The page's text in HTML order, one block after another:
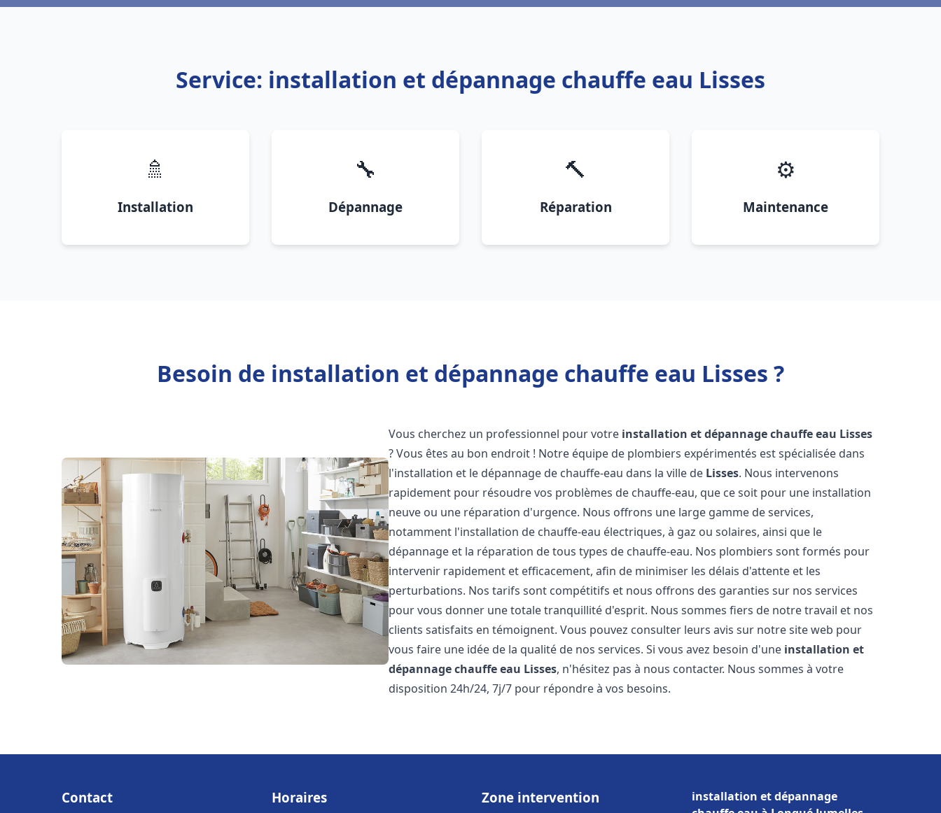
Service: installation et dépannage chauffe eau Lisses
🚿
Installation
🔧
Dépannage
🔨
Réparation
⚙️
Maintenance
Besoin de installation et dépannage chauffe eau Lisses ?
Vous cherchez un professionnel pour votre installation et dépannage chauffe eau Lisses
? Vous êtes au bon endroit ! Notre équipe de plombiers expérimentés est spécialisée dans
l'installation et le dépannage de chauffe-eau dans la ville de Lisses. Nous intervenons
rapidement pour résoudre vos problèmes de chauffe-eau, que ce soit pour une installation
neuve ou une réparation d'urgence. Nous offrons une large gamme de services,
notamment l'installation de chauffe-eau électriques, à gaz ou solaires, ainsi que le
dépannage et la réparation de tous types de chauffe-eau. Nos plombiers sont formés pour
intervenir rapidement et efficacement, afin de minimiser les délais d'attente et les
perturbations. Nos tarifs sont compétitifs et nous offrons des garanties sur nos services
pour vous donner une totale tranquillité d'esprit. Nous sommes fiers de notre travail et nos
clients satisfaits en témoignent. Vous pouvez consulter leurs avis sur notre site web pour
vous faire une idée de la qualité de nos services. Si vous avez besoin d'une installation et
dépannage chauffe eau Lisses, n'hésitez pas à nous contacter. Nous sommes à votre
disposition 24h/24, 7j/7 pour répondre à vos besoins.
Contact Horaires Zone intervention
installation et dépannage